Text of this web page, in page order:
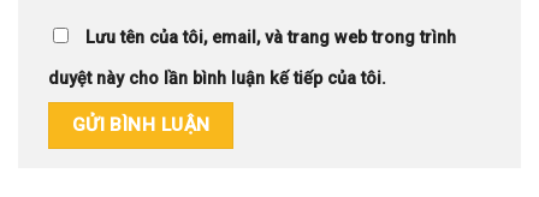
Lưu tên của tôi, email, và trang web trong trình
duyệt này cho lần bình luận kế tiếp của tôi.